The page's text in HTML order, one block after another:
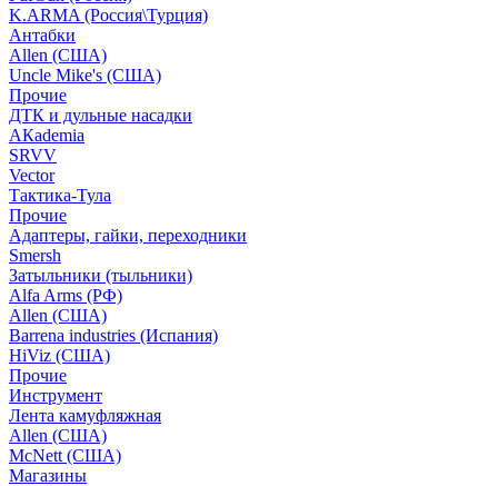
K.ARMA (Россия\Турция)
Антабки
Allen (США)
Uncle Mike's (США)
Прочие
ДТК и дульные насадки
АКademia
SRVV
Vector
Тактика-Тула
Прочие
Адаптеры, гайки, переходники
Smersh
Затыльники (тыльники)
Alfa Arms (РФ)
Allen (США)
Barrena industries (Испания)
HiViz (США)
Прочие
Инструмент
Лента камуфляжная
Allen (США)
McNett (США)
Магазины